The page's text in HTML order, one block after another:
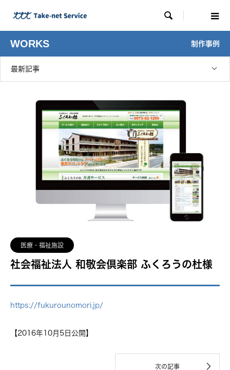

WORKS 制作事例
最新記事
医療・福祉施設
社会福祉法人 和敬会倶楽部 ふくろうの杜様
https://fukurounomori.jp/
【2016年10月5日公開】